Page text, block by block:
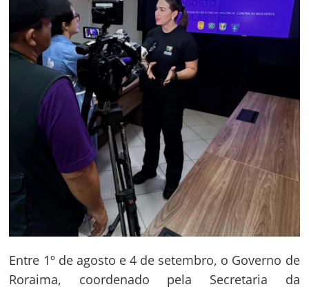
Entre 1º de agosto e 4 de setembro, o Governo de
Roraima, coordenado pela Secretaria da